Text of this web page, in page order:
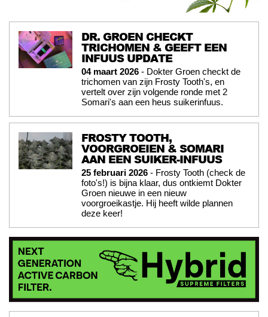
DR. GROEN CHECKT
TRICHOMEN & GEEFT EEN
INFUUS UPDATE
04 maart 2026 - Dokter Groen checkt de
trichomen van zijn Frosty Tooth's, en
vertelt over zijn volgende ronde met 2
Somari's aan een heus suikerinfuus.
FROSTY TOOTH,
VOORGROEIEN & SOMARI
AAN EEN SUIKER-INFUUS
25 februari 2026 - Frosty Tooth (check de
foto's!) is bijna klaar, dus ontkiemt Dokter
Groen nieuwe in een nieuw
voorgroeikastje. Hij heeft wilde plannen
deze keer!